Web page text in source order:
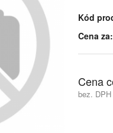
Kód
Cena za:
Cena
bez. DPH